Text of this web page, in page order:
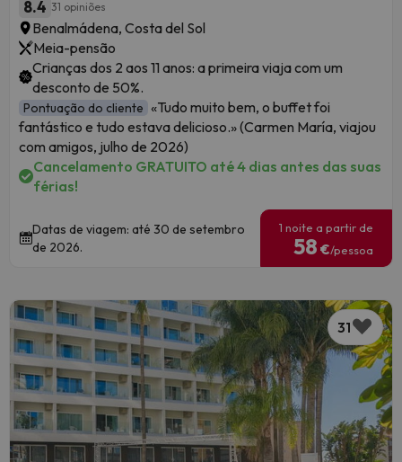
8.4 31 opiniões
Benalmádena, Costa del Sol
Meia-pensão
Crianças dos 2 aos 11 anos: a primeira viaja com um
desconto de 50%.
Pontuação do cliente «Tudo muito bem, o buffet foi
fantástico e tudo estava delicioso.» (Carmen María, viajou
com amigos, julho de 2026)
Cancelamento GRATUITO até 4 dias antes das suas
férias!
Datas de viagem: até 30 de setembro
de 2026.
1 noite a partir de
58 €/pessoa
31